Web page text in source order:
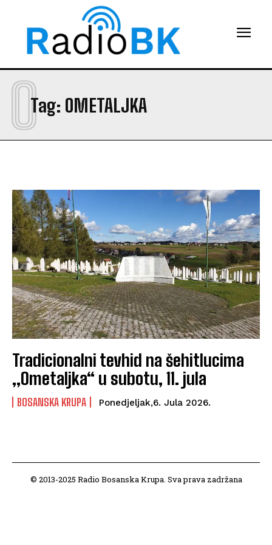
Tag: OMETALJKA
O
Tradicionalni tevhid na šehitlucima
„Ometaljka“ u subotu, 11. jula
BOSANSKA KRUPA Ponedjeljak,6. Jula 2026.
© 2013-2025 Radio Bosanska Krupa. Sva prava zadržana